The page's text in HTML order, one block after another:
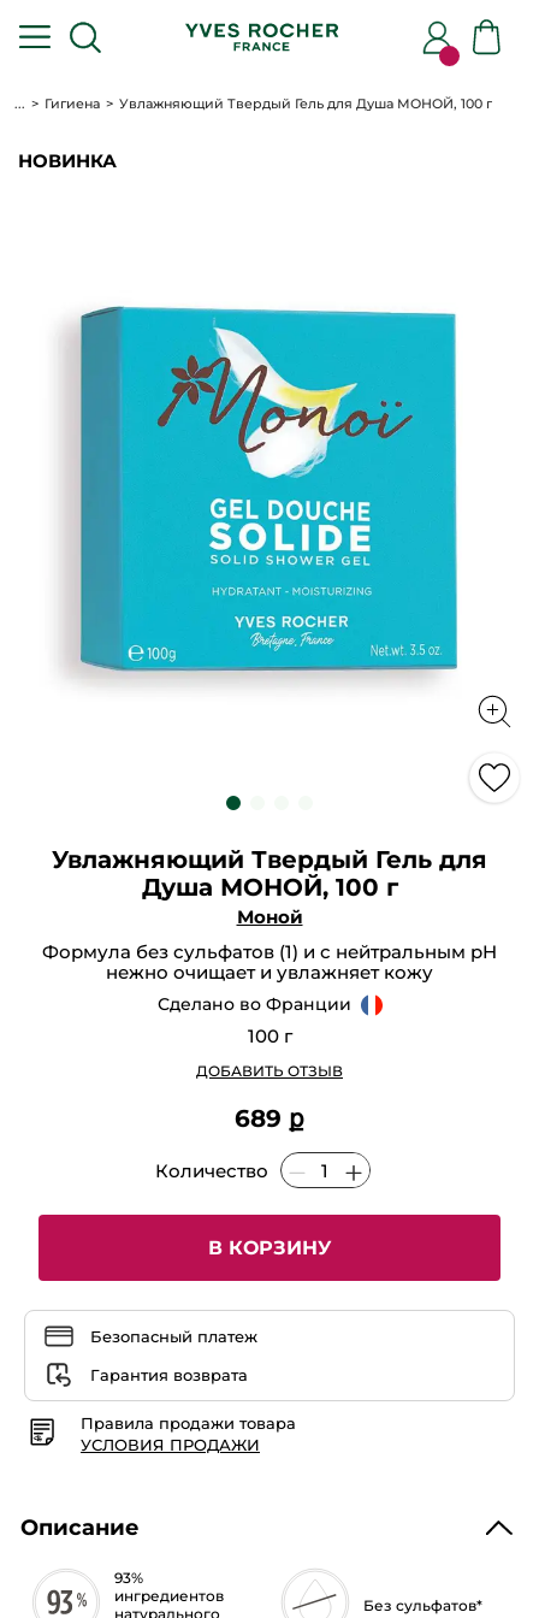
... Гигиена Увлажняющий Твердый Гель для Душа МОНОЙ, 100 г
НОВИНКА
Увлажняющий Твердый Гель для
Душа МОНОЙ, 100 г
Моной
Формула без сульфатов (1) и с нейтральным pH
нежно очищает и увлажняет кожу
Сделано во Франции
100 г
ДОБАВИТЬ ОТЗЫВ
689 ք
Количество
В КОРЗИНУ
Безопасный платеж
Гарантия возврата
Правила продажи товара
УСЛОВИЯ ПРОДАЖИ
Описание
93%
ингредиентов
натурального
Без сульфатов*